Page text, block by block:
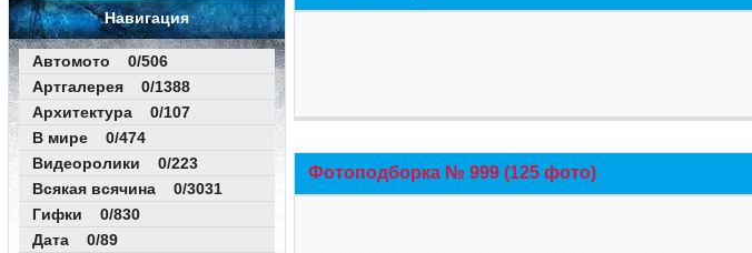
Навигация
Автомото 0/506
Артгалерея 0/1388
Архитектура 0/107
В мире 0/474
Видеоролики 0/223
Всякая всячина 0/3031
Гифки 0/830
Дата 0/89
Фотоподборка № 999 (125 фото)